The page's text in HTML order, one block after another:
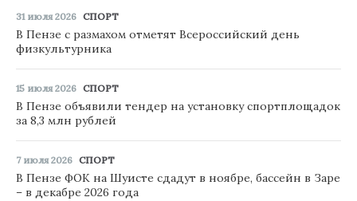
31 июля 2026 СПОРТ
В Пензе с размахом отметят Всероссийский день
физкультурника
15 июля 2026 СПОРТ
В Пензе объявили тендер на установку спортплощадок
за 8,3 млн рублей
7 июля 2026 СПОРТ
В Пензе ФОК на Шуисте сдадут в ноябре, бассейн в Заре
– в декабре 2026 года